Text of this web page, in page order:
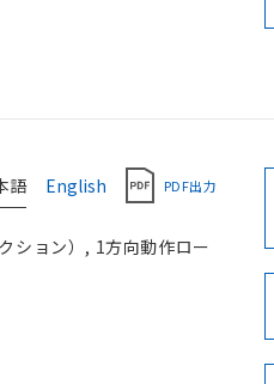
語 English PDF出力
ション）, 1方向動作ロー